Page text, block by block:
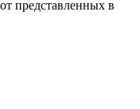
представленных в